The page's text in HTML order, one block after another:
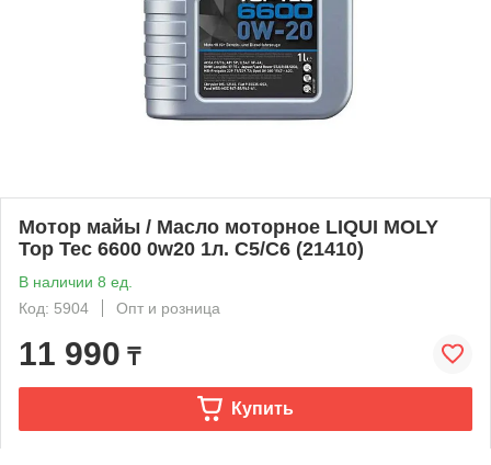
Мотор майы / Масло моторное LIQUI MOLY
Top Tec 6600 0w20 1л. C5/C6 (21410)
В наличии 8 ед.
Код: 5904
Опт и розница
11 990 ₸
Купить